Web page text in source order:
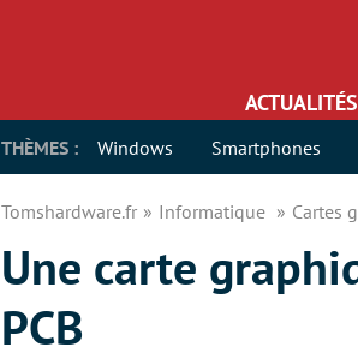
ACTUALITÉS
THÈMES : Windows Smartphones
Tomshardware.fr Informatique Cartes
Une carte
PCB